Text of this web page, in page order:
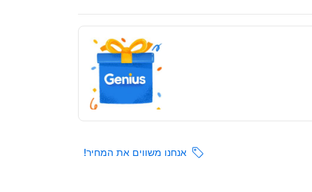
אנחנו משווים את המחיר!